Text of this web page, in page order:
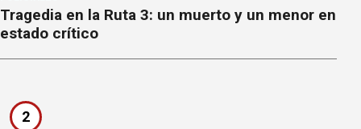
Tragedia en la Ruta 3: un muerto y un menor en
estado crítico
2